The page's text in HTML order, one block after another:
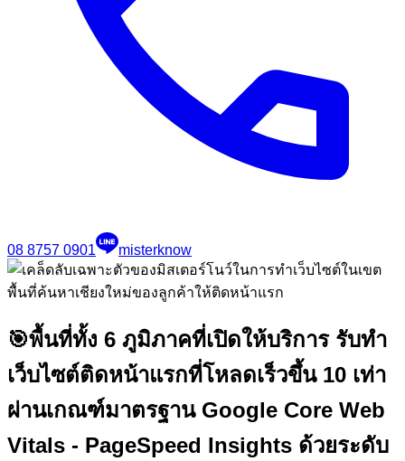
08 8757 0901 misterknow
🎯พื้นที่ทั้ง 6 ภูมิภาคที่เปิดให้บริการ รับทำ
เว็บไซต์ติดหน้าแรกที่โหลดเร็วขึ้น 10 เท่า
ผ่านเกณฑ์มาตรฐาน Google Core Web
Vitals - PageSpeed Insights ด้วยระดับ